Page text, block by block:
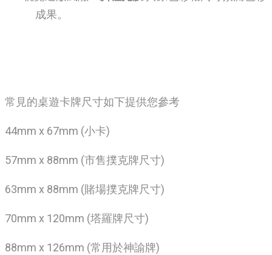
成果。
常見的桌遊卡牌尺寸如下提供您參考
44mm x 67mm (小卡)
57mm x 88mm (市售撲克牌尺寸)
63mm x 88mm (賭場撲克牌尺寸)
70mm x 120mm (塔羅牌尺寸)
88mm x 126mm (常用於神諭牌)